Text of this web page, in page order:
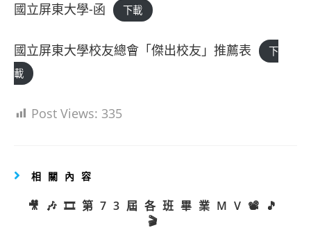
國立屏東大學-函 下載
國立屏東大學校友總會「傑出校友」推薦表
下
載
Post Views: 335
相關內容
🎥🎶🎞️第73屆各班畢業MV📽️🎵
🎬️